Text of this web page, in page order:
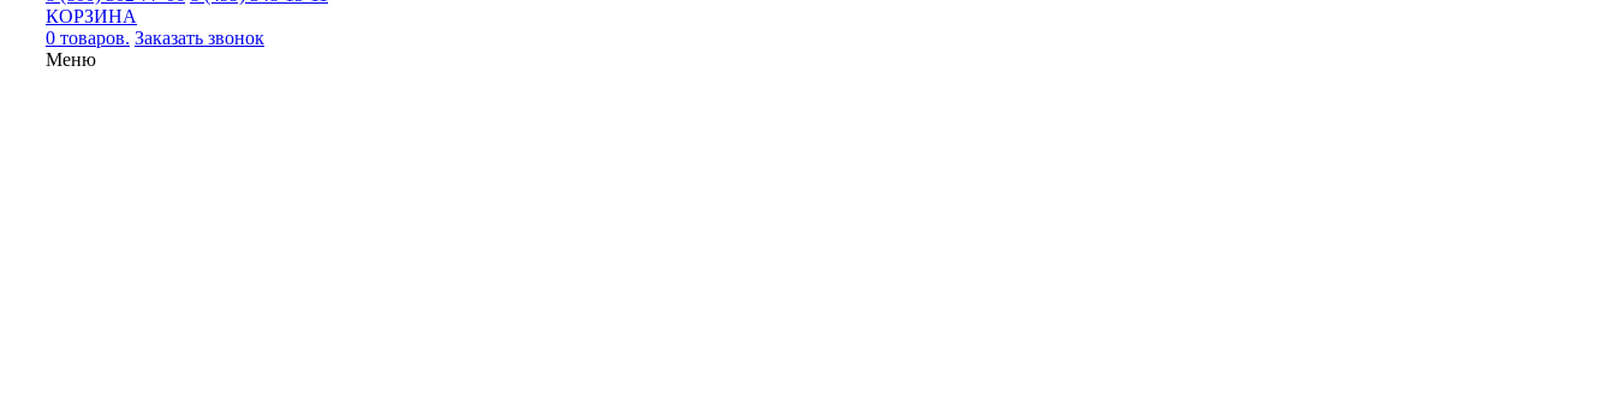
КОРЗИНА
0 товаров. Заказать звонок
Меню